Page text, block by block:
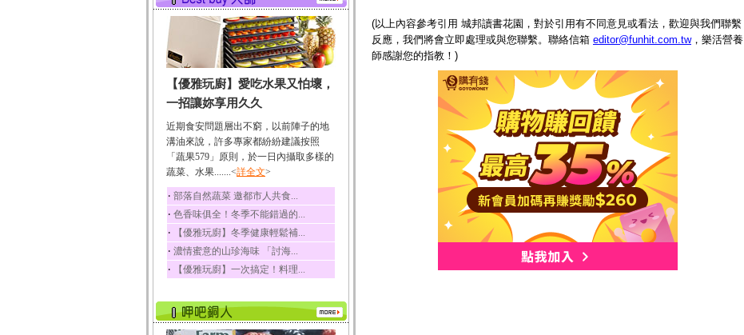
鮪魚
鮪魚肚肉中的不飽和脂
肪酸內富含EPA和DH...
韭菜
韭菜所含的膳食纖維能
幫助消化與通便；揮...
冬瓜
冬瓜營養價值高，鈉含
量極低是水腫病人的...
豆豉
豆豉裡頭含有營養的蛋
白質、脂肪、鈣、磷...
榛果
榛果裡所含的營養素有
蛋白質、脂肪、醣類...
迷迭香
酸、迷迭香酸、植物...
咖啡
【優雅玩廚】愛吃水果又怕壞，
一招讓妳享用久久
近期食安問題層出不窮，以前陣子的地
溝油來說，許多專家都紛紛建議按照
「蔬果579」原則，於一日內攝取多樣的
蔬菜、水果.......<詳全文>
‧ 部落自然蔬菜 邀都市人共食...
‧ 色香味俱全！冬季不能錯過的...
‧ 【優雅玩廚】冬季健康輕鬆補...
‧ 濃情蜜意的山珍海味 「討海...
‧ 【優雅玩廚】一次搞定！料理...
(以上內容參考引用 城邦讀書花園，對於引用有不同意見或看法，歡迎與我們聯繫
反應，我們將會立即處理或與您聯繫。聯絡信箱 editor@funhit.com.tw，樂活營養
師感謝您的指教！)